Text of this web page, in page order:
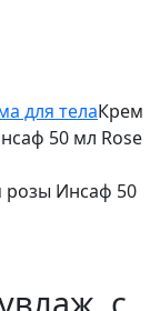
для телаКрем
50 мл Rose